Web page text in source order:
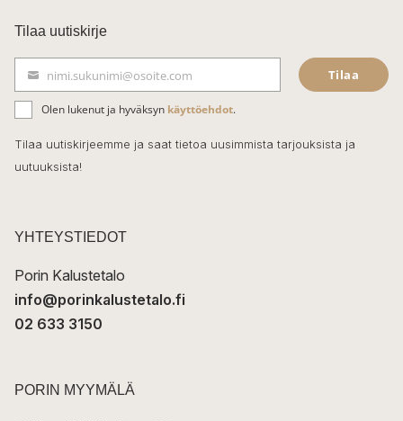
c
e
b
o
o
k
Tilaa uutiskirje
ä
h
k
t
nimi.sukunimi@osoite.com Tilaa
Olen lukenut ja hyväksyn käyttöehdot.
Tilaa uutiskirjeemme ja saat tietoa uusimmista tarjouksista ja
uutuuksista!
YHTEYSTIEDOT
Porin Kalustetalo
info@porinkalustetalo.fi
02 633 3150
PORIN MYYMÄLÄ